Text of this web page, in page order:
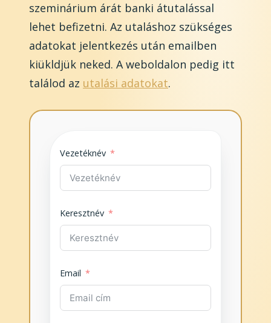
szeminárium árát banki átutalással
lehet befizetni. Az utaláshoz szükséges
adatokat jelentkezés után emailben
kiükldjük neked. A weboldalon pedig itt
találod az utalási adatokat.
Vezetéknév
Keresztnév
Email